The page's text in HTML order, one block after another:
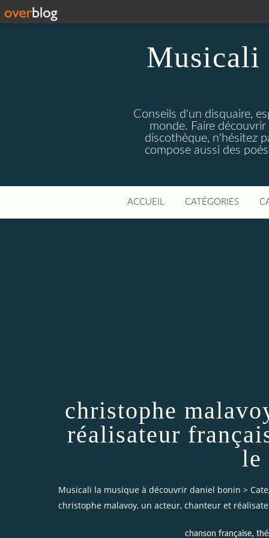
Musicali
Conseils d'un disquaire,
monde. Faire
discothèque, n'hésitez
compose aussi des
ACCUEIL CATÉGORIES
christophe
réalisateur
le
Musicali la musique à découvrir daniel bonin >
christophe malavoy, un acteur, chanteur et
chanson française,